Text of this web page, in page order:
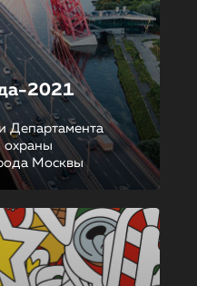
2021
Департамента
охраны
Москвы